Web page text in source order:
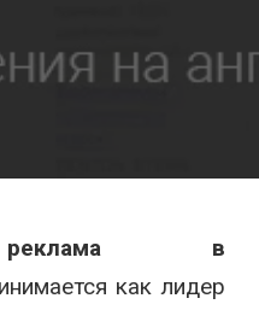
реклама в
как лидер